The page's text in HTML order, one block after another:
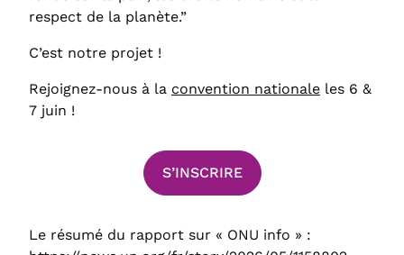
respect de la planète.”
C’est notre projet !
Rejoignez-nous à la convention nationale les 6 &
7 juin !
S’INSCRIRE
Le résumé du rapport sur « ONU info » :